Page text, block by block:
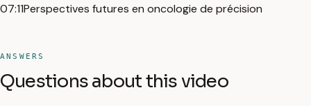
07:11Perspectives futures en oncologie de précision
ANSWERS
Questions about this video